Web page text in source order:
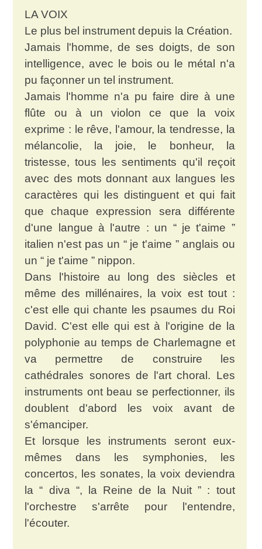
LA VOIX
Le plus bel instrument depuis la Création.
Jamais l'homme, de ses doigts, de son
intelligence, avec le bois ou le métal n'a
pu façonner un tel instrument.
Jamais l'homme n'a pu faire dire à une
flûte ou à un violon ce que la voix
exprime : le rêve, l'amour, la tendresse, la
mélancolie, la joie, le bonheur, la
tristesse, tous les sentiments qu'il reçoit
avec des mots donnant aux langues les
caractères qui les distinguent et qui fait
que chaque expression sera différente
d'une langue à l'autre : un “ je t'aime ”
italien n'est pas un “ je t'aime ” anglais ou
un “ je t'aime ” nippon.
Dans l'histoire au long des siècles et
même des millénaires, la voix est tout :
c'est elle qui chante les psaumes du Roi
David. C'est elle qui est à l'origine de la
polyphonie au temps de Charlemagne et
va permettre de construire les
cathédrales sonores de l'art choral. Les
instruments ont beau se perfectionner, ils
doublent d'abord les voix avant de
s'émanciper.
Et lorsque les instruments seront eux-
mêmes dans les symphonies, les
concertos, les sonates, la voix deviendra
la “ diva “, la Reine de la Nuit ” : tout
l'orchestre s'arrête pour l'entendre,
l'écouter.